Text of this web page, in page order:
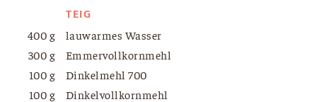
TEIG
400 g
lauwarmes Wasser
300 g
Emmervollkornmehl
100 g
Dinkelmehl 700
100 g
Dinkelvollkornmehl